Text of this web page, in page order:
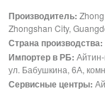
Производитель:
Zhongshan City,
Страна производства:
Импортер в РБ:
ул. Бабушкина, 6А,
Сервисные центры: